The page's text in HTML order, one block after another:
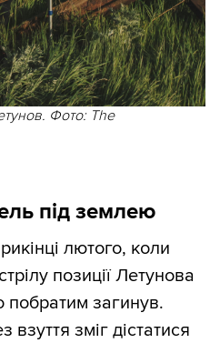
Фото: The
під землею
лютого, коли
позиції Летунова
побратим загинув.
зміг дістатися